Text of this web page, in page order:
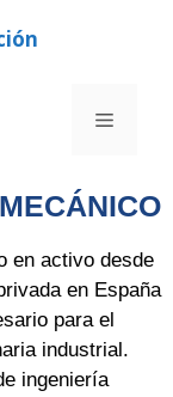
en activo desde
en España
para el
industrial.
ingeniería